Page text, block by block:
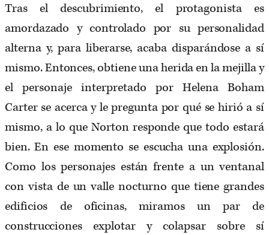
Tras el descubrimiento, el protagonista es
amordazado y controlado por su personalidad
alterna y, para liberarse, acaba disparándose a sí
mismo. Entonces, obtiene una herida en la mejilla y
el personaje interpretado por Helena Boham
Carter se acerca y le pregunta por qué se hirió a sí
mismo, a lo que Norton responde que todo estará
bien. En ese momento se escucha una explosión.
Como los personajes están frente a un ventanal
con vista de un valle nocturno que tiene grandes
edificios de oficinas, miramos un par de
construcciones explotar y colapsar sobre sí